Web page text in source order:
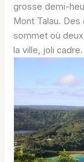
grosse demi-
Mont Talau.
sommet où
la ville, joli cadre.